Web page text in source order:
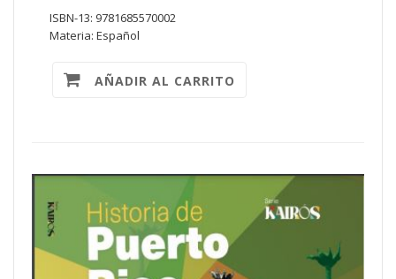
ISBN-13: 9781685570002
Materia: Español
AÑADIR AL CARRITO